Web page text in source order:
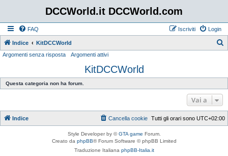
DCCWorld.it DCCWorld.com
FAQ Login
Iscriviti
Indice KitDCCWorld
c
a
Argomenti senza risposta Argomenti attivi
KitDCCWorld
Questa categoria non ha forum.
Vai a
Indice Tutti gli orari sono UTC+02:00
Cancella cookie
Style Developer by ©GTA game Forum.
Creato da phpBB® Forum Software © phpBB Limited
Traduzione Italiana phpBB-Italia.it